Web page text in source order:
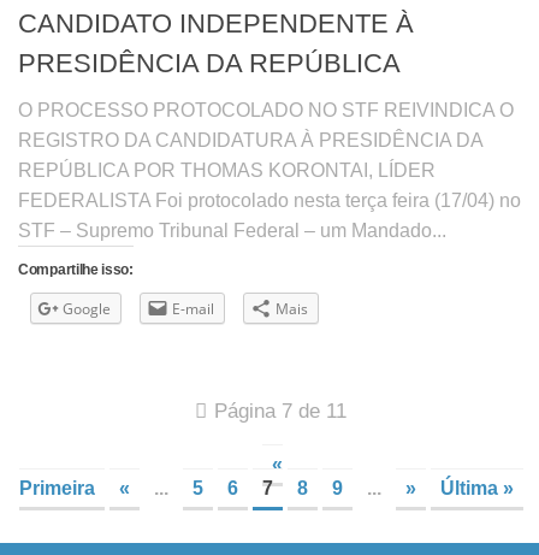
CANDIDATO INDEPENDENTE À
PRESIDÊNCIA DA REPÚBLICA
O PROCESSO PROTOCOLADO NO STF REIVINDICA O
REGISTRO DA CANDIDATURA À PRESIDÊNCIA DA
REPÚBLICA POR THOMAS KORONTAI, LÍDER
FEDERALISTA Foi protocolado nesta terça feira (17/04) no
STF – Supremo Tribunal Federal – um Mandado...
Compartilhe isso:
Google E-mail Mais
Página 7 de 11
«
Primeira
« ... 5 6 7 8 9 ... » Última »